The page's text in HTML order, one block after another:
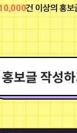
건 이상의 홍보